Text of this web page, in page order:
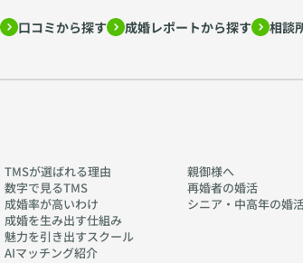
口コミから探す 成婚レポートから探す 相談
TMSが選ばれる理由
数字で見るTMS
成婚率が高いわけ
成婚を生み出す仕組み
魅力を引き出すスクール
AIマッチング紹介
親御様へ
再婚者の婚活
シニア・中高年の婚